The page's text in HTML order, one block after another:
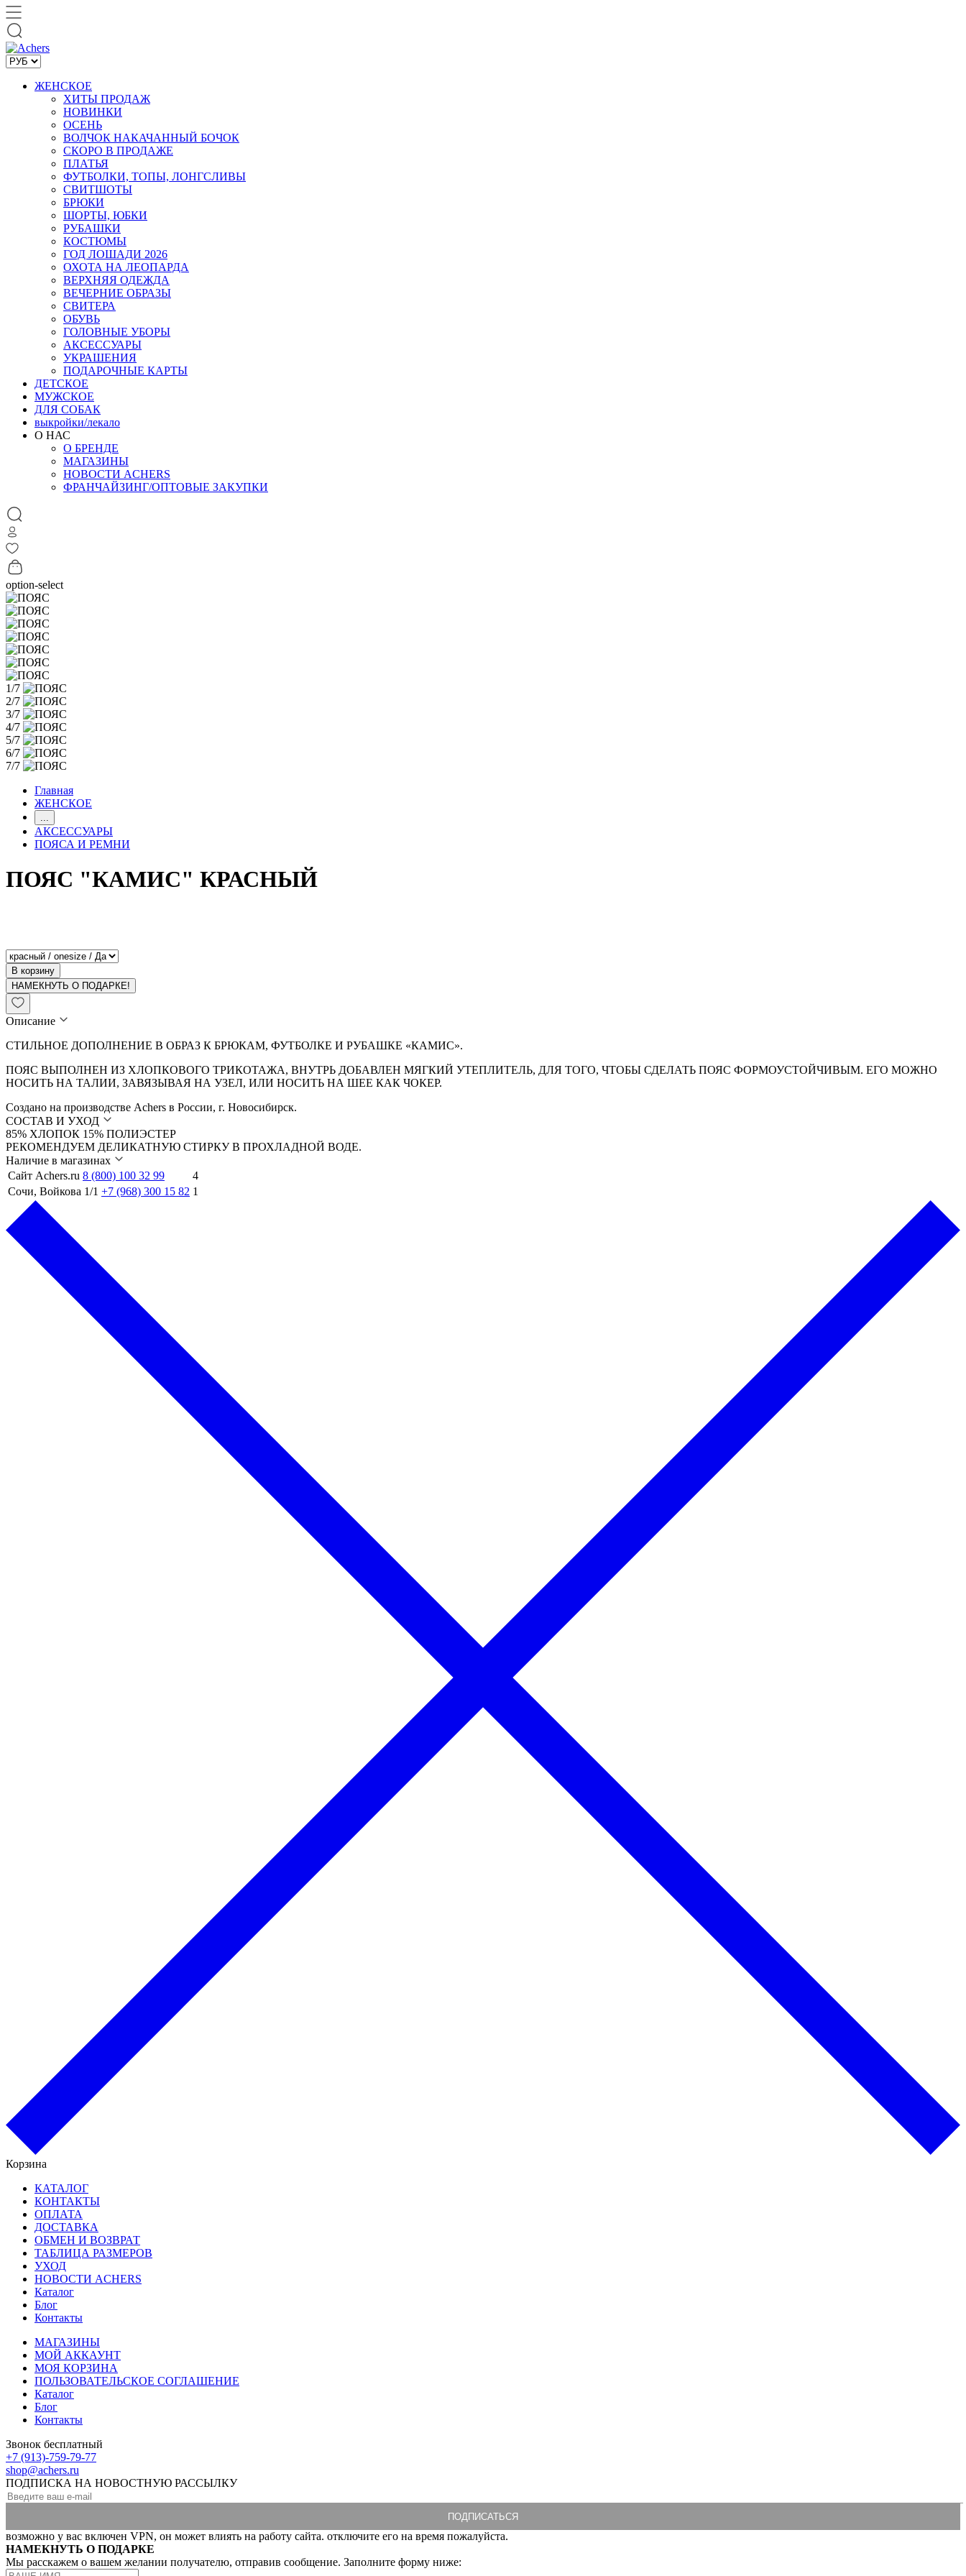
ЖЕНСКОЕ
ХИТЫ ПРОДАЖ
НОВИНКИ
ОСЕНЬ
ВОЛЧОК НАКАЧАННЫЙ БОЧОК
СКОРО В ПРОДАЖЕ
ПЛАТЬЯ
ФУТБОЛКИ, ТОПЫ, ЛОНГСЛИВЫ
СВИТШОТЫ
БРЮКИ
ШОРТЫ, ЮБКИ
РУБАШКИ
КОСТЮМЫ
ГОД ЛОШАДИ 2026
ОХОТА НА ЛЕОПАРДА
ВЕРХНЯЯ ОДЕЖДА
ВЕЧЕРНИЕ ОБРАЗЫ
СВИТЕРА
ОБУВЬ
ГОЛОВНЫЕ УБОРЫ
АКСЕССУАРЫ
УКРАШЕНИЯ
ПОДАРОЧНЫЕ КАРТЫ
ДЕТСКОЕ
МУЖСКОЕ
ДЛЯ СОБАК
выкройки/лекало
О НАС
О БРЕНДЕ
МАГАЗИНЫ
НОВОСТИ ACHERS
ФРАНЧАЙЗИНГ/ОПТОВЫЕ ЗАКУПКИ
option-select
1/7
2/7
3/7
4/7
5/7
6/7
7/7
Главная
ЖЕНСКОЕ
...
АКСЕССУАРЫ
ПОЯСА И РЕМНИ
ПОЯС "КАМИС" КРАСНЫЙ
В корзину
НАМЕКНУТЬ О ПОДАРКЕ!
Описание
СТИЛЬНОЕ ДОПОЛНЕНИЕ В ОБРАЗ К БРЮКАМ, ФУТБОЛКЕ И РУБАШКЕ «КАМИС».
ПОЯС ВЫПОЛНЕН ИЗ ХЛОПКОВОГО ТРИКОТАЖА, ВНУТРЬ ДОБАВЛЕН МЯГКИЙ УТЕПЛИТЕЛЬ, ДЛЯ ТОГО, ЧТОБЫ СДЕЛАТЬ ПОЯС ФОРМОУСТОЙЧИВЫМ. ЕГО МОЖНО
НОСИТЬ НА ТАЛИИ, ЗАВЯЗЫВАЯ НА УЗЕЛ, ИЛИ НОСИТЬ НА ШЕЕ КАК ЧОКЕР.
Создано на производстве Achers в России, г. Новосибирск.
СОСТАВ И УХОД
85% ХЛОПОК 15% ПОЛИЭСТЕР
РЕКОМЕНДУЕМ ДЕЛИКАТНУЮ СТИРКУ В ПРОХЛАДНОЙ ВОДЕ.
Наличие в магазинах
Сайт Achers.ru 8 (800) 100 32 99
4
Сочи, Войкова 1/1 +7 (968) 300 15 82 1
Корзина
КАТАЛОГ
КОНТАКТЫ
ОПЛАТА
ДОСТАВКА
ОБМЕН И ВОЗВРАТ
ТАБЛИЦА РАЗМЕРОВ
УХОД
НОВОСТИ ACHERS
Каталог
Блог
Контакты
МАГАЗИНЫ
МОЙ АККАУНТ
МОЯ КОРЗИНА
ПОЛЬЗОВАТЕЛЬСКОЕ СОГЛАШЕНИЕ
Каталог
Блог
Контакты
Звонок бесплатный
+7 (913)-759-79-77
shop@achers.ru
ПОДПИСКА НА НОВОСТНУЮ РАССЫЛКУ
возможно у вас включен VPN, он может влиять на работу сайта. отключите его на время пожалуйста.
НАМЕКНУТЬ О ПОДАРКЕ
Мы расскажем о вашем желании получателю, отправив сообщение. Заполните форму ниже: